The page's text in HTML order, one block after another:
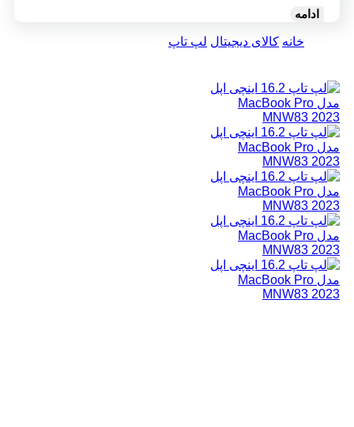
ادامه
خانه کالای دیجیتال لپ تاپ